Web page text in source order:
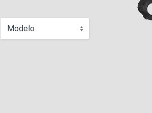
Modelo